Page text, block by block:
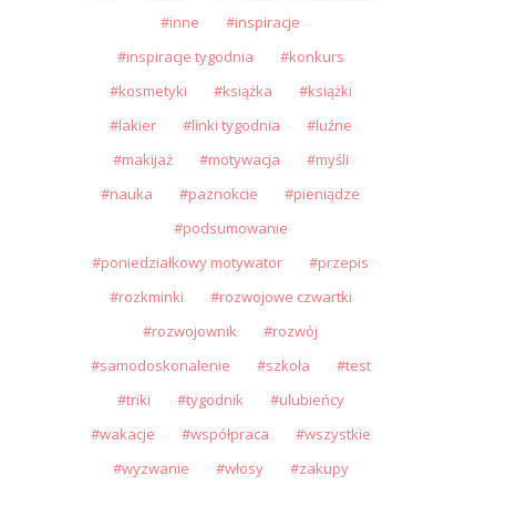
inne
inspiracje
inspiracje tygodnia
konkurs
kosmetyki
książka
książki
lakier
linki tygodnia
luźne
makijaż
motywacja
myśli
nauka
paznokcie
pieniądze
podsumowanie
poniedziałkowy motywator
przepis
rozkminki
rozwojowe czwartki
rozwojownik
rozwój
samodoskonalenie
szkoła
test
triki
tygodnik
ulubieńcy
wakacje
współpraca
wszystkie
wyzwanie
włosy zakupy